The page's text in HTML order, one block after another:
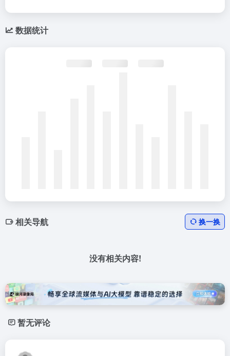
数据统计
相关导航 换一换
没有相关内容!
暂无评论